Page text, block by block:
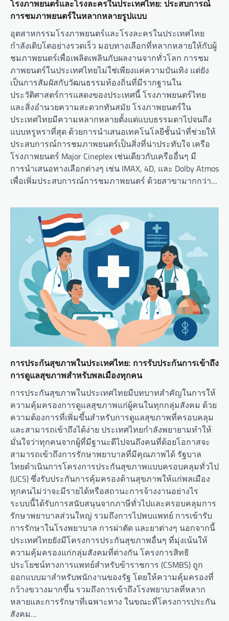
โรงภาพยนตร์และโรงละครในประเทศไทย: ประสบการณ์
การชมภาพยนตร์ในหลากหลายรูปแบบ
อุตสาหกรรมโรงภาพยนตร์และโรงละครในประเทศไทย
กำลังเติบโตอย่างรวดเร็ว มอบทางเลือกที่หลากหลายให้กับผู้
ชมภาพยนตร์เพื่อเพลิดเพลินกับผลงานจากทั่วโลก การชม
ภาพยนตร์ในประเทศไทยไม่ใช่เพียงแค่ความบันเทิง แต่ยัง
เป็นการสัมผัสกับวัฒนธรรมท้องถิ่นที่มีรากฐานใน
ประวัติศาสตร์การแสดงของประเทศนี้ โรงภาพยนตร์ไทย
และสิ่งอำนวยความสะดวกทันสมัย โรงภาพยนตร์ใน
ประเทศไทยมีความหลากหลายตั้งแต่แบบธรรมดาไปจนถึง
แบบหรูหราที่สุด ด้วยการนำเสนอเทคโนโลยีชั้นนำที่ช่วยให้
ประสบการณ์การชมภาพยนตร์เป็นสิ่งที่น่าประทับใจ เครือ
โรงภาพยนตร์ Major Cineplex เช่นเดียวกับเครืออื่นๆ มี
การนำเสนอทางเลือกต่างๆ เช่น IMAX, 4D, และ Dolby Atmos
เพื่อเพิ่มประสบการณ์การชมภาพยนตร์ ด้วยสาขามากกว่า…
การประกันสุขภาพในประเทศไทย: การรับประกันการเข้าถึง
การดูแลสุขภาพสำหรับพลเมืองทุกคน
การประกันสุขภาพในประเทศไทยมีบทบาทสำคัญในการให้
ความคุ้มครองการดูแลสุขภาพแก่ผู้คนในทุกกลุ่มสังคม ด้วย
ความต้องการที่เพิ่มขึ้นสำหรับการดูแลสุขภาพที่ครอบคลุม
และสามารถเข้าถึงได้ง่าย ประเทศไทยกำลังพยายามทำให้
มั่นใจว่าทุกคนจากผู้ที่มีฐานะดีไปจนถึงคนที่ด้อยโอกาสจะ
สามารถเข้าถึงการรักษาพยาบาลที่มีคุณภาพได้ รัฐบาล
ไทยดำเนินการโครงการประกันสุขภาพแบบครอบคลุมทั่วไป
(UCS) ซึ่งรับประกันการคุ้มครองด้านสุขภาพให้แก่พลเมือง
ทุกคนไม่ว่าจะมีรายได้หรือสถานะการจ้างงานอย่างไร
ระบบนี้ได้รับการสนับสนุนจากภาษีทั่วไปและครอบคลุมการ
รักษาพยาบาลส่วนใหญ่ รวมถึงการไปพบแพทย์ การเข้ารับ
การรักษาในโรงพยาบาล การผ่าตัด และยาต่างๆ นอกจากนี้
ประเทศไทยยังมีโครงการประกันสุขภาพอื่นๆ ที่มุ่งเน้นให้
ความคุ้มครองแก่กลุ่มสังคมที่ต่างกัน โครงการสิทธิ
ประโยชน์ทางการแพทย์สำหรับข้าราชการ (CSMBS) ถูก
ออกแบบมาสำหรับพนักงานของรัฐ โดยให้ความคุ้มครองที่
กว้างขวางมากขึ้น รวมถึงการเข้าถึงโรงพยาบาลที่หลาก
หลายและการรักษาที่เฉพาะทาง ในขณะที่โครงการประกัน
สังคม…